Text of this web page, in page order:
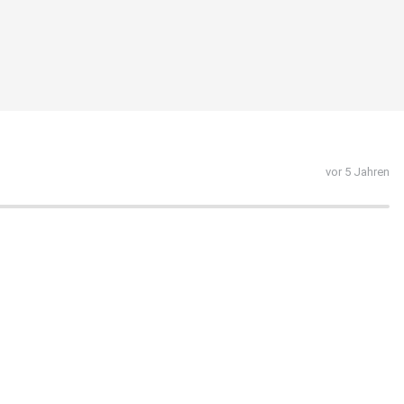
vor 5 Jahren